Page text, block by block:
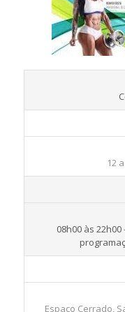
12
08h00 às
Espaço Cerrado,